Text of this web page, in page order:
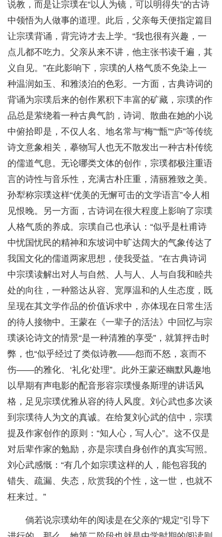
说教，而是让宗璞在“以人为镜，可以明得失”的古诗
中领悟为人做事的道理。此后，父亲每天便指定篇目
让宗璞背诵，背完诗才去上学。“我也很有兴趣，一
点儿都不吃力。父亲从来不讲，他主张书读千遍，其
义自见。”在此影响下，宗璞的人格气质不免染上一
种温润如玉、和雅淡泊的色彩。一方面，古典诗词的
背诵为宗璞后来的创作累积下丰富的矿藏，宗璞的作
品总是萦绕着一种古典气韵，诗词、散曲在她的小说
中俯拾即是，不仅人名、地名常与“梅”“甑”“庐”等传统
诗文意象相关，摹物写人也无不散发出一种古朴传统
的儒道气息。无论哪类文体的创作，宗璞都极注重语
言的诗性与音乐性，充满古朴庄重，清丽雅致之美。
孙犁称宗璞这样“优美的无懈可击的文学语言”令人相
见恨晚。另一方面，古诗词在很大程度上影响了宗璞
人格气质的养成。宗璞自己也承认：“似乎是杜甫诗
中忧国忧民的精神和东坡词中旷达阔大的气象传达了
我国文化的儒道两家思想，使我受益。”在古典诗词
中宗璞读解出对人与自然、人与人、人与自我和睦共
处的向往，一种豁达从容、宽厚温和的人生态度，既
呈现在其文学作品的价值诉求中，亦体现在日常生活
的待人接物中。王蒙在《一辈子的活法》中回忆与宗
璞谈论诗文的情景“是一种清雅的享受”，就算抨击时
弊，也“似乎经过了类似诗教——怨而不怒，哀而不
伤——的雅化、‘礼化’处理”。此外王蒙还幽默风趣地
以早期有声电影的配音形容宗璞慢条斯理的讲话风
格，足见宗璞优雅从容的待人风度。刘心武也多次谈
到宗璞待人为文的真诚。在给复刘心武的信中，宗璞
提及作家创作的原则：“知人心，写人心”。这不仅是
对后辈作家的勉励，亦是宗璞自身创作的真实写照。
刘心武感慨：“有几个如宗璞这样的人，能包容我的
错失、疏漏、失态，欣赏我的个性，这一世，也就不
枉来过。”
倘若说宗璞幼年的阅读是在父亲的“规定”引导下